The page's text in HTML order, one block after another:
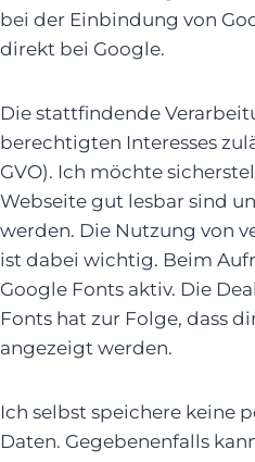
bei der Einbindung von
direkt bei Google.
Die stattfindende
berechtigten Interesses
GVO). Ich möchte
Webseite gut lesbar sind
werden. Die Nutzung von
ist dabei wichtig. Beim
Google Fonts aktiv. Die
Fonts hat zur Folge, dass
angezeigt werden.
Ich selbst speichere keine
Daten. Gegebenenfalls